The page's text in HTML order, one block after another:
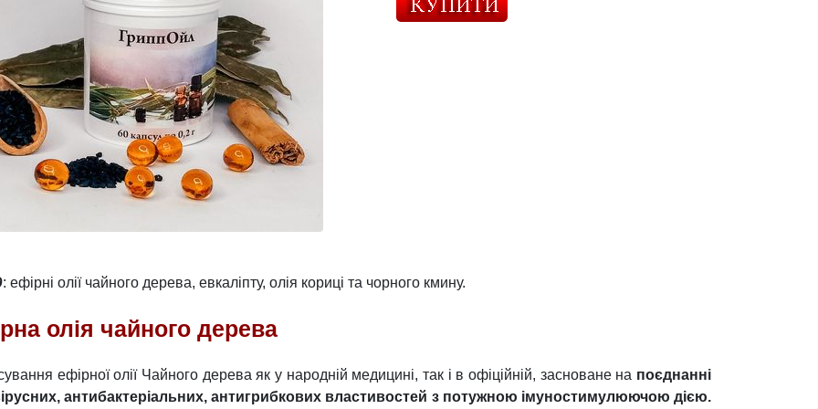
: ефірні олії чайного дерева, евкаліпту, олія кориці та чорного кмину.
олія чайного дерева
ефірної олії Чайного дерева як у народній медицині, так і в офіційній, засноване на поєднанні
антибактеріальних, антигрибкових властивостей з потужною імуностимулюючою дією.